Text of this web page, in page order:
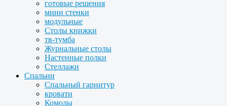
готовые решения
мини стенки
модульные
Столы книжки
тв-тумба
Журнальные столы
Настенные полки
Стеллажи
Спальни
Спальный гарнитур
кровати
Комоды